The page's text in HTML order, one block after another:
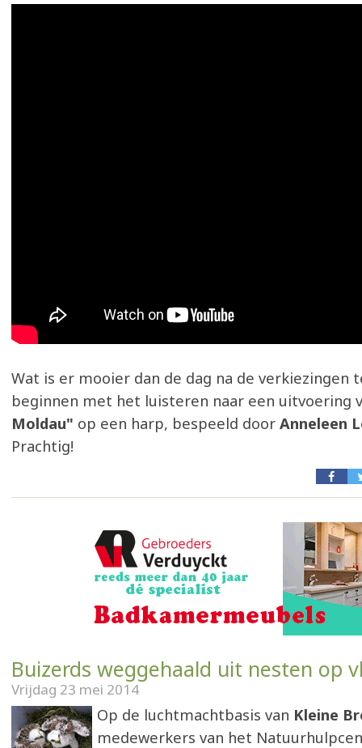
Wat is er mooier dan de dag na de verkiezingen
beginnen met het luisteren naar een uitvoering
Moldau" op een harp, bespeeld door Anneleen
Prachtig!
Buizerds weggehaald uit nesten op
Vrijdag 23 mei 2014
Op de luchtmachtbasis van Kleine
medewerkers van het